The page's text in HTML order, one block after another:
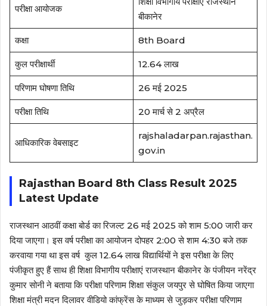
परीक्षा आयोजक
बीकानेर
कक्षा 8th Board
कुल परीक्षार्थी 12.64 लाख
परिणाम घोषणा तिथि 26 मई 2025
परीक्षा तिथि 20 मार्च से 2 अप्रैल
आधिकारिक वेबसाइट
rajshaladarpan.rajasthan.
gov.in
Rajasthan Board 8th Class Result 2025
Latest Update
राजस्थान आठवीं कक्षा बोर्ड का रिजल्ट 26 मई 2025 को शाम 5:00 जारी कर
दिया जाएगा। इस वर्ष परीक्षा का आयोजन दोपहर 2:00 से शाम 4:30 बजे तक
करवाया गया था इस वर्ष ‌ कुल 12.64 लाख विद्यार्थियों ने इस परीक्षा के लिए
पंजीकृत हुए हैं साथ ही शिक्षा विभागीय परीक्षाएं राजस्थान बीकानेर के पंजीयन नरेंद्र
कुमार सोनी ने बताया कि परीक्षा परिणाम शिक्षा संकुल जयपुर से घोषित किया जाएगा
शिक्षा मंत्री मदन दिलावर वीडियो कांफ्रेंस के माध्यम से जुड़कर परीक्षा परिणाम